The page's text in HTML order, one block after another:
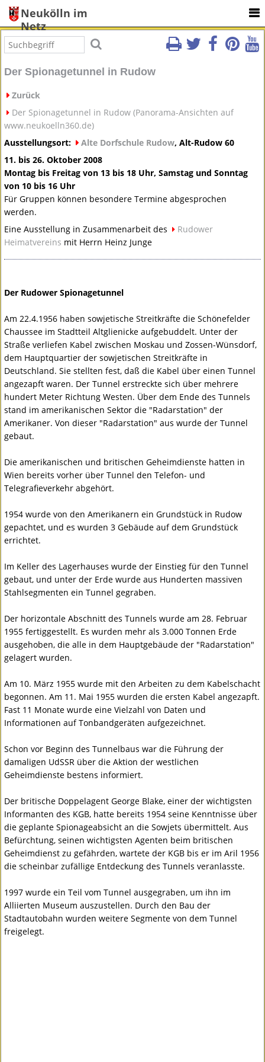
Neukölln im
Netz
Der Spionagetunnel in Rudow
Zurück
Der Spionagetunnel in Rudow (Panorama-Ansichten auf
www.neukoelln360.de)
Ausstellungsort:
Alte Dorfschule Rudow, Alt-Rudow 60
11. bis 26. Oktober 2008
Montag bis Freitag von 13 bis 18 Uhr, Samstag und Sonntag
von 10 bis 16 Uhr
Für Gruppen können besondere Termine abgesprochen
werden.
Eine Ausstellung in Zusammenarbeit des
Rudower
Heimatvereins mit Herrn Heinz Junge
Der Rudower Spionagetunnel
Am 22.4.1956 haben sowjetische Streitkräfte die Schönefelder
Chaussee im Stadtteil Altglienicke aufgebuddelt. Unter der
Straße verliefen Kabel zwischen Moskau und Zossen-Wünsdorf,
dem Hauptquartier der sowjetischen Streitkräfte in
Deutschland. Sie stellten fest, daß die Kabel über einen Tunnel
angezapft waren. Der Tunnel erstreckte sich über mehrere
hundert Meter Richtung Westen. Über dem Ende des Tunnels
stand im amerikanischen Sektor die "Radarstation" der
Amerikaner. Von dieser "Radarstation" aus wurde der Tunnel
gebaut.
Die amerikanischen und britischen Geheimdienste hatten in
Wien bereits vorher über Tunnel den Telefon- und
Telegrafieverkehr abgehört.
1954 wurde von den Amerikanern ein Grundstück in Rudow
gepachtet, und es wurden 3 Gebäude auf dem Grundstück
errichtet.
Im Keller des Lagerhauses wurde der Einstieg für den Tunnel
gebaut, und unter der Erde wurde aus Hunderten massiven
Stahlsegmenten ein Tunnel gegraben.
Der horizontale Abschnitt des Tunnels wurde am 28. Februar
1955 fertiggestellt. Es wurden mehr als 3.000 Tonnen Erde
ausgehoben, die alle in dem Hauptgebäude der "Radarstation"
gelagert wurden.
Am 10. März 1955 wurde mit den Arbeiten zu dem Kabelschacht
begonnen. Am 11. Mai 1955 wurden die ersten Kabel angezapft.
Fast 11 Monate wurde eine Vielzahl von Daten und
Informationen auf Tonbandgeräten aufgezeichnet.
Schon vor Beginn des Tunnelbaus war die Führung der
damaligen UdSSR über die Aktion der westlichen
Geheimdienste bestens informiert.
Der britische Doppelagent George Blake, einer der wichtigsten
Informanten des KGB, hatte bereits 1954 seine Kenntnisse über
die geplante Spionageabsicht an die Sowjets übermittelt. Aus
Befürchtung, seinen wichtigsten Agenten beim britischen
Geheimdienst zu gefährden, wartete der KGB bis er im Aril 1956
die scheinbar zufällige Entdeckung des Tunnels veranlasste.
1997 wurde ein Teil vom Tunnel ausgegraben, um ihn im
Alliierten Museum auszustellen. Durch den Bau der
Stadtautobahn wurden weitere Segmente von dem Tunnel
freigelegt.